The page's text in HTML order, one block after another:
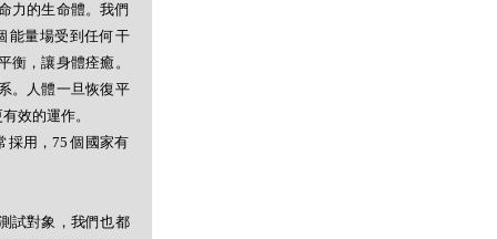
力的生命體。我們
能量場受到任何干
，讓身體痊癒。
。人體一旦恢復平
效的運作。
採用，75 個國家有
試對象，我們也都